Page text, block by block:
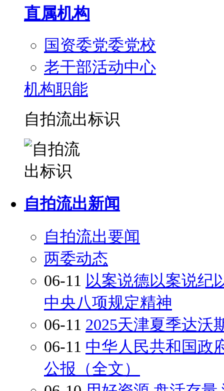
直属机构
国资委党委党校
老干部活动中心
机构职能
自拍流出标识
自拍流出新闻
自拍流出要闻
两委动态
06-11 以案说德以案说纪
中央八项规定精神
06-11 2025天津夏季达沃
06-11 中华人民共和国政
公报（全文）